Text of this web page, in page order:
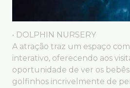
• DOLPHIN NURSERY
A atração traz um espaço
interativo, oferecendo aos
oportunidade de ver os bebês
golfinhos incrivelmente de